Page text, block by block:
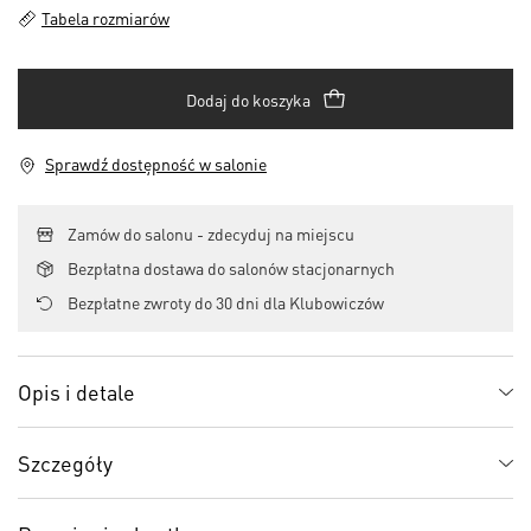
Tabela rozmiarów
Dodaj do koszyka
Sprawdź dostępność w salonie
Zamów do salonu - zdecyduj na miejscu
Bezpłatna dostawa do salonów stacjonarnych
Bezpłatne zwroty do 30 dni dla Klubowiczów
Opis i detale
Szczegóły